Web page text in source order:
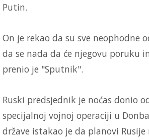
Putin.
On je rekao da su sve neophodne
da se nada da će njegovu poruku
prenio je "Sputnik".
Ruski predsjednik je noćas donio
specijalnoj vojnoj operaciji u
države istakao je da planovi